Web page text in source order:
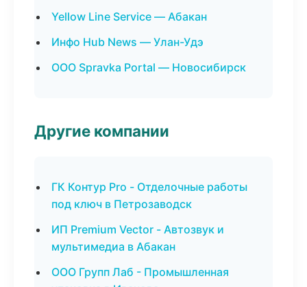
Yellow Line Service — Абакан
Инфо Hub News — Улан-Удэ
ООО Spravka Portal — Новосибирск
Другие компании
ГК Контур Pro - Отделочные работы
под ключ в Петрозаводск
ИП Premium Vector - Автозвук и
мультимедиа в Абакан
ООО Групп Лаб - Промышленная